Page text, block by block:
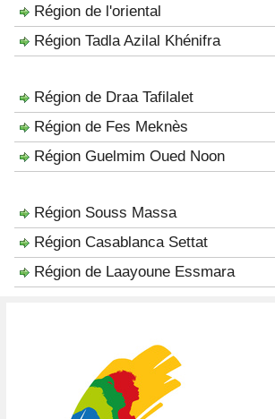
Région de l'oriental
Région Tadla Azilal Khénifra
Région de Draa Tafilalet
Région de Fes Meknès
Région Guelmim Oued Noon
Région Souss Massa
Région Casablanca Settat
Région de Laayoune Essmara